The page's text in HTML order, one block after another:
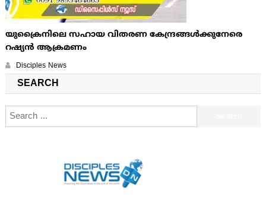
യുക്രൈനിലെ സഹായ വിതരണ കേന്ദ്രങ്ങള്‍ക്കുനേരെ
റഷ്യന്‍ ആക്രമണം
Disciples News
SEARCH